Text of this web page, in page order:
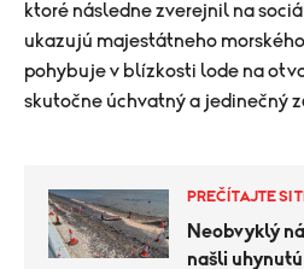
ktoré následne zverejnil na
ukazujú majestátneho
pohybuje v blízkosti lode na
skutočne úchvatný a jedinečný
PREČÍTAJTE SI
Neobvyklý
našli